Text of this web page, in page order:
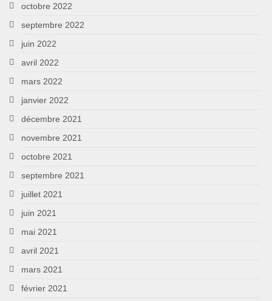
octobre 2022
septembre 2022
juin 2022
avril 2022
mars 2022
janvier 2022
décembre 2021
novembre 2021
octobre 2021
septembre 2021
juillet 2021
juin 2021
mai 2021
avril 2021
mars 2021
février 2021